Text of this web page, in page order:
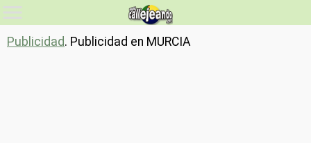
Publicidad. Publicidad en MURCIA